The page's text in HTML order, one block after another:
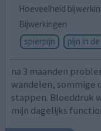
Hoeveelheid
Bijwerkingen
spierpijn
pijn in
na 3 maanden
wandelen, sommige
stappen. Bloeddruk
mijn dagelijks